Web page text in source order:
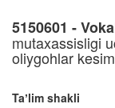
5150601 -
mutaxassisligi
oliygohlar
Taʼlim shakli